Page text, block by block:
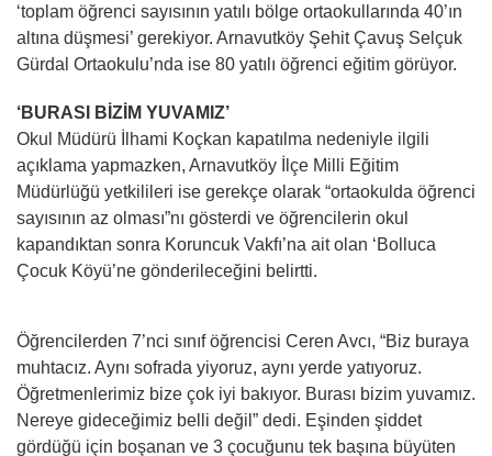
‘toplam öğrenci sayısının yatılı bölge ortaokullarında 40’ın
altına düşmesi’ gerekiyor. Arnavutköy Şehit Çavuş Selçuk
Gürdal Ortaokulu’nda ise 80 yatılı öğrenci eğitim görüyor.
‘BURASI BİZİM YUVAMIZ’
Okul Müdürü İlhami Koçkan kapatılma nedeniyle ilgili
açıklama yapmazken, Arnavutköy İlçe Milli Eğitim
Müdürlüğü yetkilileri ise gerekçe olarak “ortaokulda öğrenci
sayısının az olması”nı gösterdi ve öğrencilerin okul
kapandıktan sonra Koruncuk Vakfı’na ait olan ‘Bolluca
Çocuk Köyü’ne gönderileceğini belirtti.
Öğrencilerden 7’nci sınıf öğrencisi Ceren Avcı, “Biz buraya
muhtacız. Aynı sofrada yiyoruz, aynı yerde yatıyoruz.
Öğretmenlerimiz bize çok iyi bakıyor. Burası bizim yuvamız.
Nereye gideceğimiz belli değil” dedi. Eşinden şiddet
gördüğü için boşanan ve 3 çocuğunu tek başına büyüten